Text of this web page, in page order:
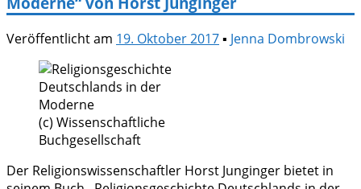
Veröffentlicht am 19. Oktober 2017▪ Jenna Dombrowski
(c) Wissenschaftliche
Buchgesellschaft
Der Religionswissenschaftler Horst Junginger bietet in